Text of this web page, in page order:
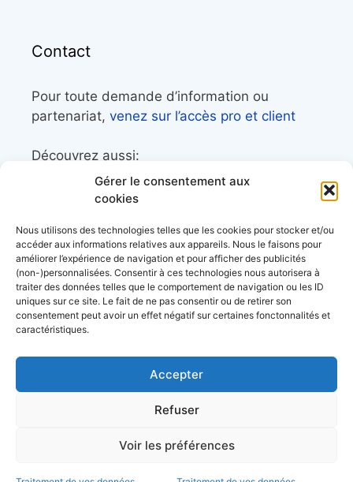
Gérer le consentement aux
cookies
Nous utilisons des technologies telles que les cookies pour stocker et/ou
accéder aux informations relatives aux appareils. Nous le faisons pour
améliorer l’expérience de navigation et pour afficher des publicités
(non-)personnalisées. Consentir à ces technologies nous autorisera à
traiter des données telles que le comportement de navigation ou les ID
uniques sur ce site. Le fait de ne pas consentir ou de retirer son
consentement peut avoir un effet négatif sur certaines fonctonnalités et
caractéristiques.
Accepter
Refuser
Voir les préférences
Contact
Pour toute demande d’information ou
partenariat, venez sur l’accès pro et client
Découvrez aussi:
Côtes&Mers, le magazine du littoral et sa
Mers&Montagnes, Equipement outdoor pour
le trek et le raid nautique
BoatingAds, le site d’annonces bateaux
européen
Stock images byDepositphotos
données personnelles
conditions générales
Envie de bons plans?
plaisanciers et d’actu?